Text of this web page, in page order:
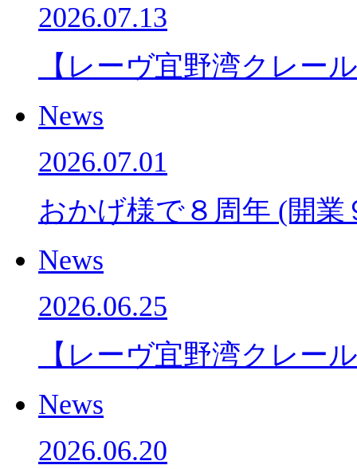
2026.07.13
【レーヴ宜野湾クレー
News
2026.07.01
おかげ様で８周年 (
News
2026.06.25
【レーヴ宜野湾クレー
News
2026.06.20